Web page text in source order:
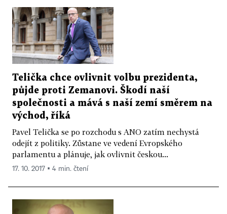
Telička chce ovlivnit volbu prezidenta,
půjde proti Zemanovi. Škodí naší
společnosti a mává s naší zemí směrem na
východ, říká
Pavel Telička se po rozchodu s ANO zatím nechystá
odejít z politiky. Zůstane ve vedení Evropského
parlamentu a plánuje, jak ovlivnit českou...
17. 10. 2017 ▪ 4 min. čtení